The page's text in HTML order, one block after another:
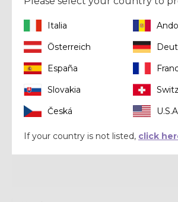
Italia
Österreich
España
Slovakia
Česká
If your country is not listed, click